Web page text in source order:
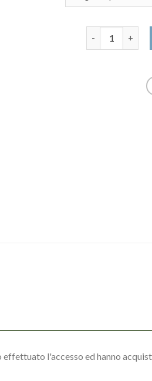
effettuato l'accesso ed hanno